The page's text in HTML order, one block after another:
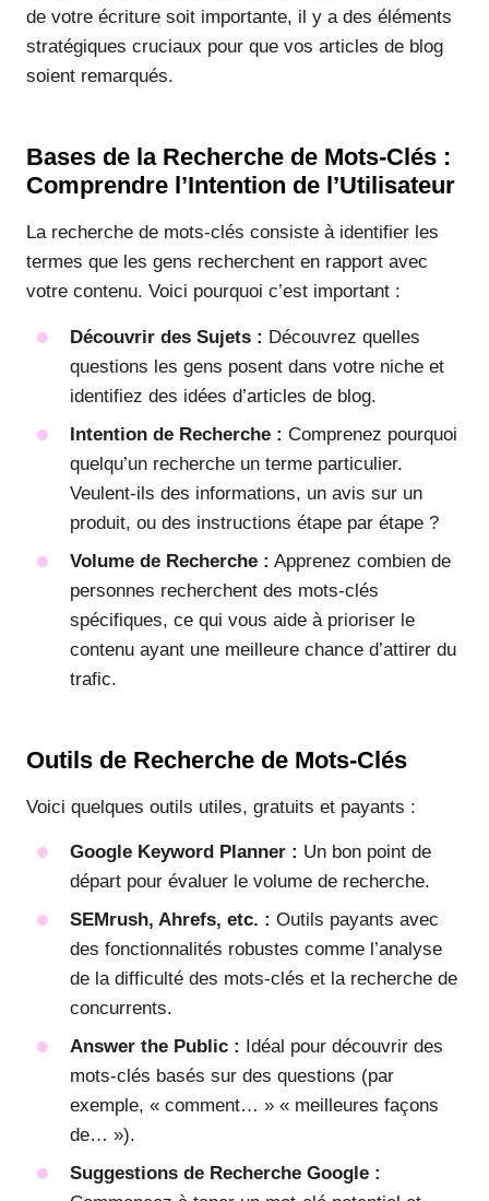
de votre écriture soit importante, il y a des éléments
stratégiques cruciaux pour que vos articles de blog
soient remarqués.
Bases de la Recherche de Mots-Clés :
Comprendre l’Intention de l’Utilisateur
La recherche de mots-clés consiste à identifier les
termes que les gens recherchent en rapport avec
votre contenu. Voici pourquoi c’est important :
Découvrir des Sujets : Découvrez quelles
questions les gens posent dans votre niche et
identifiez des idées d’articles de blog.
Intention de Recherche : Comprenez pourquoi
quelqu’un recherche un terme particulier.
Veulent-ils des informations, un avis sur un
produit, ou des instructions étape par étape ?
Volume de Recherche : Apprenez combien de
personnes recherchent des mots-clés
spécifiques, ce qui vous aide à prioriser le
contenu ayant une meilleure chance d’attirer du
trafic.
Outils de Recherche de Mots-Clés
Voici quelques outils utiles, gratuits et payants :
Google Keyword Planner : Un bon point de
départ pour évaluer le volume de recherche.
SEMrush, Ahrefs, etc. : Outils payants avec
des fonctionnalités robustes comme l’analyse
de la difficulté des mots-clés et la recherche de
concurrents.
Answer the Public : Idéal pour découvrir des
mots-clés basés sur des questions (par
exemple, « comment… » « meilleures façons
de… »).
Suggestions de Recherche Google :